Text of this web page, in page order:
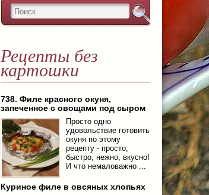
Рецепты без
картошки
738. Филе красного окуня,
запеченное с овощами под сыром
Просто одно
удовольствие готовить
окуня по этому
рецепту - просто,
быстро, нежно, вкусно!
И что немаловажно ...
Куриное филе в овсяных хлопьях